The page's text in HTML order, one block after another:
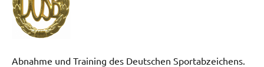
Abnahme und Training des Deutschen Sportabzeichens.